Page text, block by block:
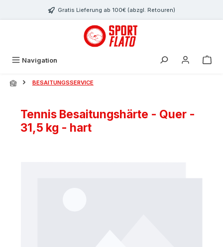
Zum Hauptinhalt springenGratis Lieferung ab 100€ (abzgl. Retouren)
Navigation
BESAITUNGSSERVICE
Tennis Besaitungshärte - Quer -
31,5 kg - hart